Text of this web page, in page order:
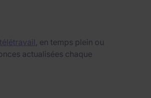
, en temps plein ou
actualisées chaque